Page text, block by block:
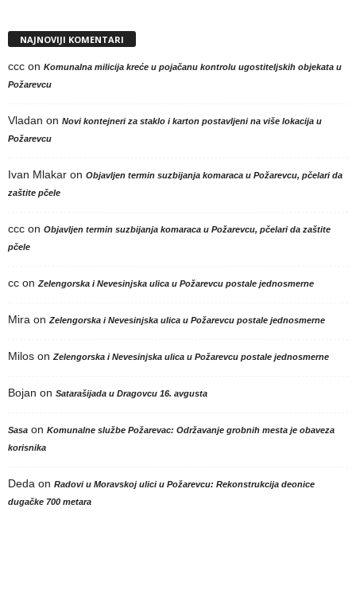
NAJNOVIJI KOMENTARI
ccc on Komunalna milicija kreće u pojačanu kontrolu ugostiteljskih objekata u
Požarevcu
Vladan on Novi kontejneri za staklo i karton postavljeni na više lokacija u
Požarevcu
Ivan Mlakar on Objavljen termin suzbijanja komaraca u Požarevcu, pčelari da
zaštite pčele
ccc on Objavljen termin suzbijanja komaraca u Požarevcu, pčelari da zaštite
pčele
cc on Zelengorska i Nevesinjska ulica u Požarevcu postale jednosmerne
Mira on Zelengorska i Nevesinjska ulica u Požarevcu postale jednosmerne
Milos on Zelengorska i Nevesinjska ulica u Požarevcu postale jednosmerne
Bojan on Satarašijada u Dragovcu 16. avgusta
Sasa on Komunalne službe Požarevac: Održavanje grobnih mesta je obaveza
korisnika
Deda on Radovi u Moravskoj ulici u Požarevcu: Rekonstrukcija deonice
dugačke 700 metara